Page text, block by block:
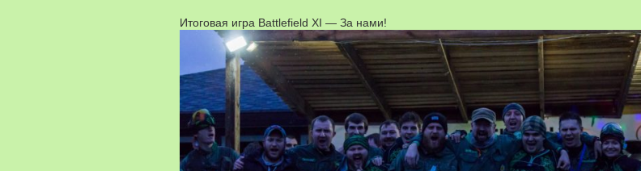
Итоговая игра Battlefield XI — За нами!